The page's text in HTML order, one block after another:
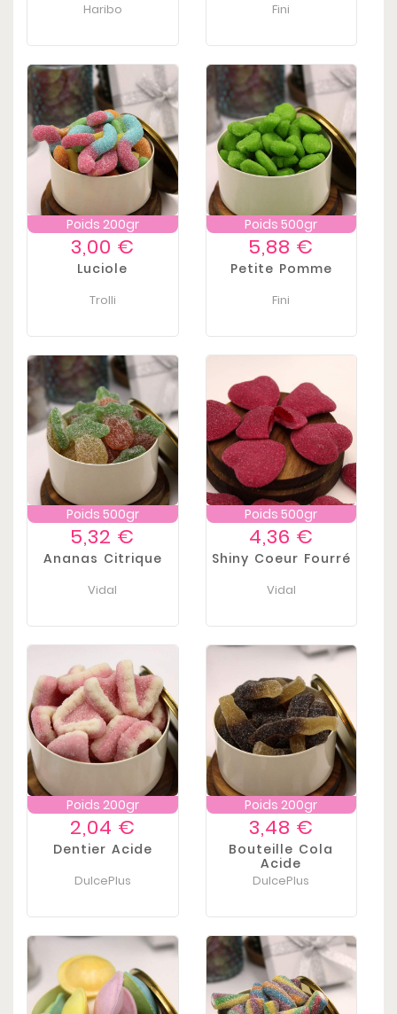
Haribo Fini
Poids 200gr
Prix
3,00 €
Luciole
Trolli
Poids 500gr
Prix
5,88 €
Petite Pomme
Fini
Poids 500gr
Prix
5,32 €
Ananas Citrique
Vidal
Poids 500gr
Prix
4,36 €
Shiny Coeur Fourré
Vidal
Poids 200gr
Prix
2,04 €
Dentier Acide
DulcePlus
Poids 200gr
Prix
3,48 €
Bouteille Cola
Acide
DulcePlus